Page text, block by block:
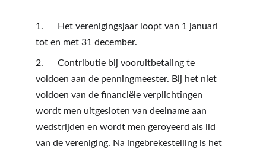
1.      Het verenigingsjaar loopt van 1 januari
tot en met 31 december.
2.      Contributie bij vooruitbetaling te
voldoen aan de penningmeester. Bij het niet
voldoen van de financiële verplichtingen
wordt men uitgesloten van deelname aan
wedstrijden en wordt men geroyeerd als lid
van de vereniging. Na ingebrekestelling is het